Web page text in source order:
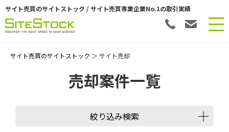
サイト売買のサイトストック / サイト売買専業企業No.1の取引実績
サイト売買のサイトストック ＞ サイト売却
売却案件一覧
絞り込み検索